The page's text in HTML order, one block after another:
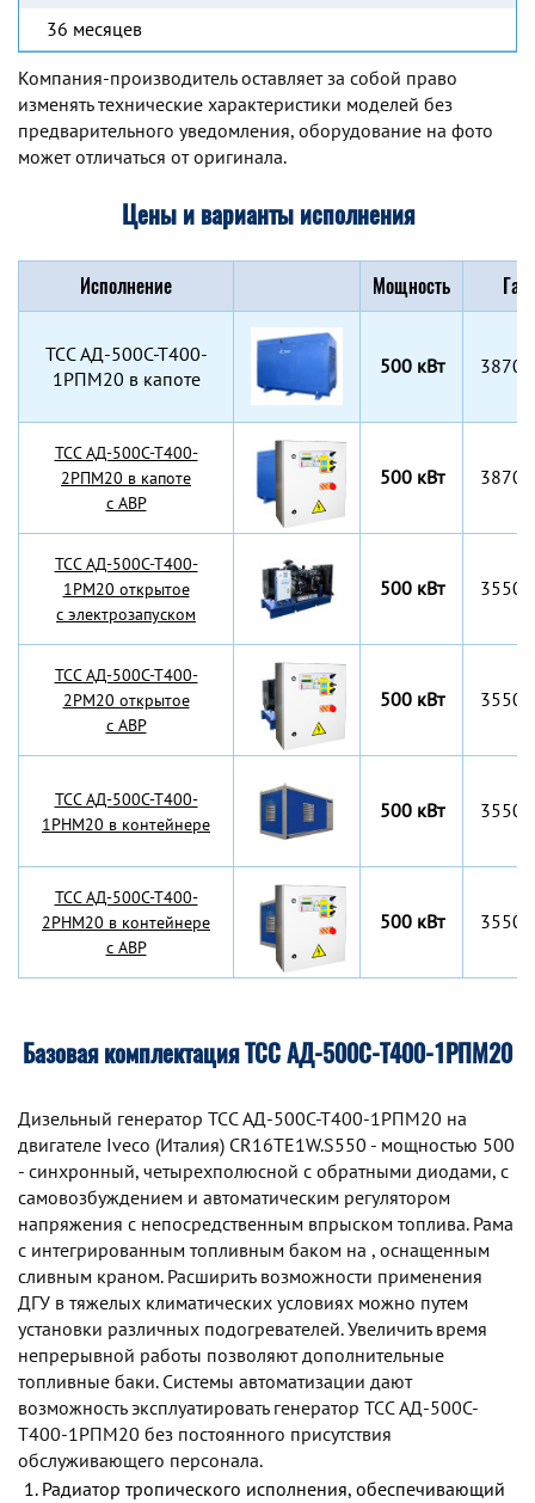
36 месяцев
Компания-производитель оставляет за собой право
изменять технические характеристики моделей без
предварительного уведомления, оборудование на фото
может отличаться от оригинала.
Цены и варианты исполнения
Исполнение Мощность
TCC АД-500С-Т400-
1РПМ20 в капоте
500 кВт
TCC АД-500С-Т400-
2РПМ20 в капоте
с АВР
500 кВт
TCC АД-500С-Т400-
1РМ20 открытое
с электрозапуском
500 кВт
TCC АД-500С-Т400-
2РМ20 открытое
с АВР
500 кВт
TCC АД-500С-Т400-
1РНМ20 в контейнере
500 кВт
TCC АД-500С-Т400-
2РНМ20 в контейнере
с АВР
500 кВт
Базовая комплектация ТСС АД-500С-Т400-1РПМ20
Дизельный генератор TCC АД-500С-Т400-1РПМ20 на
двигателе Iveco (Италия) CR16TE1W.S550 - мощностью 500
- синхронный, четырехполюсной с обратными диодами, с
самовозбуждением и автоматическим регулятором
напряжения с непосредственным впрыском топлива. Рама
с интегрированным топливным баком на , оснащенным
сливным краном. Расширить возможности применения
ДГУ в тяжелых климатических условиях можно путем
установки различных подогревателей. Увеличить время
непрерывной работы позволяют дополнительные
топливные баки. Системы автоматизации дают
возможность эксплуатировать генератор TCC АД-500С-
Т400-1РПМ20 без постоянного присутствия
обслуживающего персонала.
Радиатор тропического исполнения, обеспечивающий